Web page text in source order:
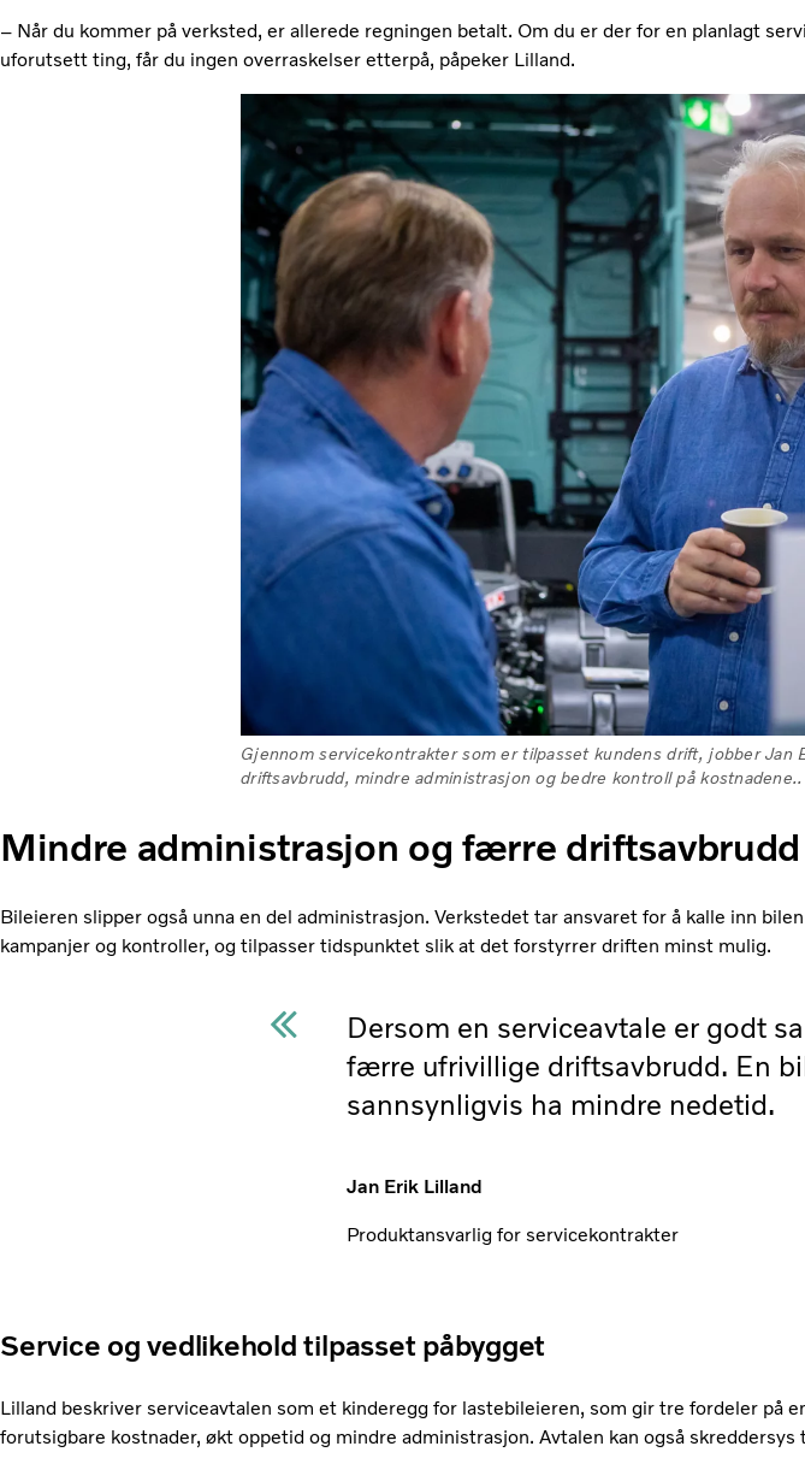
– Når du kommer på verksted, er allerede regningen betalt. Om du er der for en planlagt
uforutsett ting, får du ingen overraskelser etterpå, påpeker Lilland.
Gjennom servicekontrakter som er tilpasset kundens drift, jobber
driftsavbrudd, mindre administrasjon og bedre kontroll på kostnadene..
Mindre administrasjon og færre driftsavbrudd
Bileieren slipper også unna en del administrasjon. Verkstedet tar ansvaret for å kalle inn
kampanjer og kontroller, og tilpasser tidspunktet slik at det forstyrrer driften minst mulig.
Dersom en serviceavtale er godt
færre ufrivillige driftsavbrudd. En
sannsynligvis ha mindre nedetid.
Jan Erik Lilland
Produktansvarlig for servicekontrakter
Service og vedlikehold tilpasset påbygget
Lilland beskriver serviceavtalen som et kinderegg for lastebileieren, som gir tre fordeler på
forutsigbare kostnader, økt oppetid og mindre administrasjon. Avtalen kan også skreddersys